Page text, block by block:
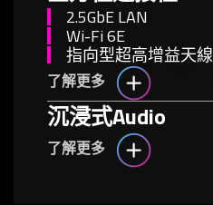
2.5GbE LAN
Wi-Fi 6E
指向型超高增益天線
了解更多
沉浸式Audio
了解更多